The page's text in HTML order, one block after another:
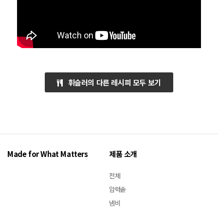
휘슬러의 다른 레시피 모두 보기
Made for What Matters 제품 소개
전체
압력솥
냄비